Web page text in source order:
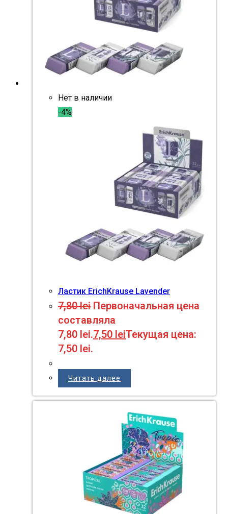
Нет в наличии
-4%
Ластик ErichKrause Lavender
7,80lei Первоначальная цена
составляла
7,80 lei.7,50 leiТекущая цена:
7,50 lei.
Читать далее